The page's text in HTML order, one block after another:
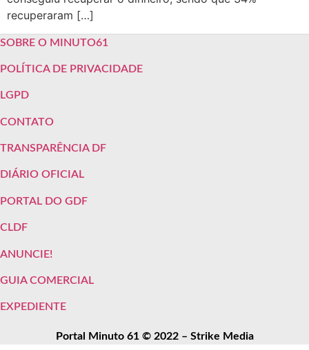
recuperaram […]
SOBRE O MINUTO61
POLÍTICA DE PRIVACIDADE
LGPD
CONTATO
TRANSPARÊNCIA DF
DIÁRIO OFICIAL
PORTAL DO GDF
CLDF
ANUNCIE!
GUIA COMERCIAL
EXPEDIENTE
Portal Minuto 61 © 2022 – Strike Media